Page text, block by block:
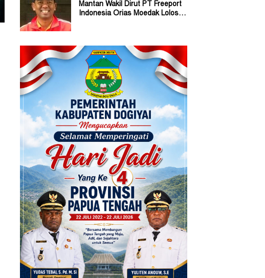
Mantan Wakil Dirut PT Freeport
Indonesia Orias Moedak Lolos